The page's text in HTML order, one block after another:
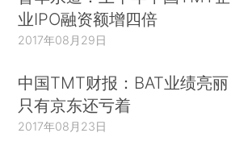
业IPO融资额增四倍
2017年08月29日
中国TMT财报：BAT业绩亮丽
只有京东还亏着
2017年08月23日